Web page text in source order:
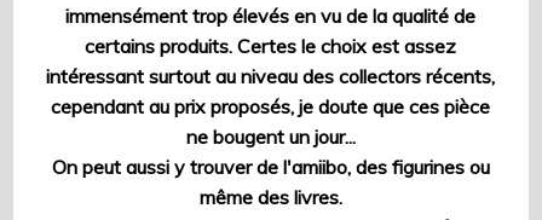
immensément trop élevés en vu de la qualité de
certains produits. Certes le choix est assez
intéressant surtout au niveau des collectors récents,
cependant au prix proposés, je doute que ces pièce
ne bougent un jour...
On peut aussi y trouver de l'amiibo, des figurines ou
même des livres.